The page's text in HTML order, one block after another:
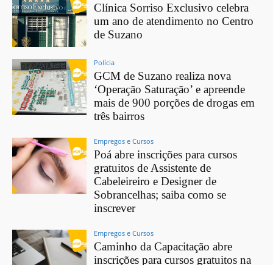
Clínica Sorriso Exclusivo celebra
um ano de atendimento no Centro
de Suzano
Polícia
GCM de Suzano realiza nova
‘Operação Saturação’ e apreende
mais de 900 porções de drogas em
três bairros
Empregos e Cursos
Poá abre inscrições para cursos
gratuitos de Assistente de
Cabeleireiro e Designer de
Sobrancelhas; saiba como se
inscrever
Empregos e Cursos
Caminho da Capacitação abre
inscrições para cursos gratuitos na